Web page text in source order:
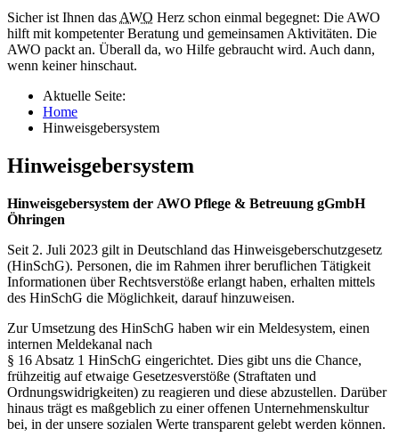
Sicher ist Ihnen das AWO Herz schon einmal begegnet: Die AWO
hilft mit kompetenter Beratung und gemeinsamen Aktivitäten. Die
AWO packt an. Überall da, wo Hilfe gebraucht wird. Auch dann,
wenn keiner hinschaut.
Aktuelle Seite:
Home
Hinweisgebersystem
Hinweisgebersystem
Hinweisgebersystem der AWO Pflege & Betreuung gGmbH
Öhringen
Seit 2. Juli 2023 gilt in Deutschland das Hinweisgeberschutzgesetz
(HinSchG). Personen, die im Rahmen ihrer beruflichen Tätigkeit
Informationen über Rechtsverstöße erlangt haben, erhalten mittels
des HinSchG die Möglichkeit, darauf hinzuweisen.
Zur Umsetzung des HinSchG haben wir ein Meldesystem, einen
internen Meldekanal nach
§ 16 Absatz 1 HinSchG eingerichtet. Dies gibt uns die Chance,
frühzeitig auf etwaige Gesetzesverstöße (Straftaten und
Ordnungswidrigkeiten) zu reagieren und diese abzustellen. Darüber
hinaus trägt es maßgeblich zu einer offenen Unternehmenskultur
bei, in der unsere sozialen Werte transparent gelebt werden können.